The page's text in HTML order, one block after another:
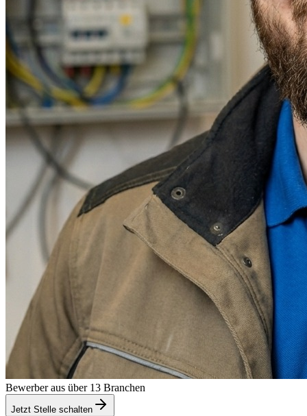
Bewerber aus über 13 Branchen
Jetzt Stelle schalten